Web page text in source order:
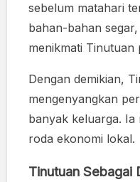
sebelum matahari
bahan-bahan
menikmati Tinutuan
Dengan demikian,
mengenyangkan
banyak keluarga. Ia
roda ekonomi lokal.
Tinutuan Sebagai